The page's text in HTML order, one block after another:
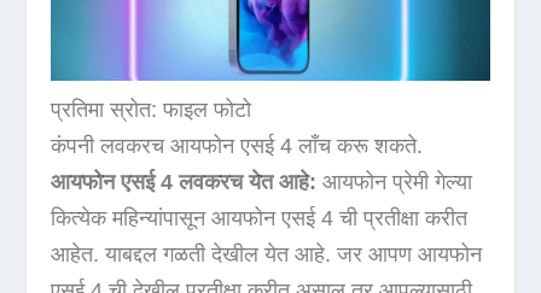
प्रतिमा स्रोत: फाइल फोटो
कंपनी लवकरच आयफोन एसई 4 लाँच करू शकते.
आयफोन एसई 4 लवकरच येत आहे: आयफोन प्रेमी गेल्या
कित्येक महिन्यांपासून आयफोन एसई 4 ची प्रतीक्षा करीत
आहेत. याबद्दल गळती देखील येत आहे. जर आपण आयफोन